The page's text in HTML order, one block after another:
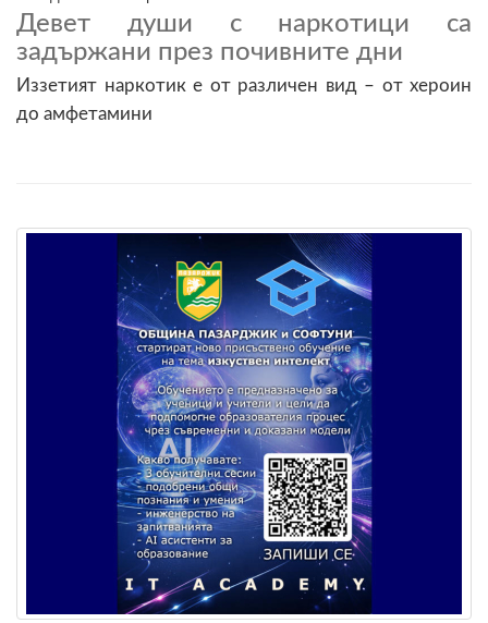
Девет души с наркотици са
задържани през почивните дни
Иззетият наркотик е от различен вид – от хероин
до амфетамини